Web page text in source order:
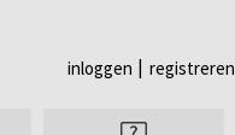
inloggen registreren